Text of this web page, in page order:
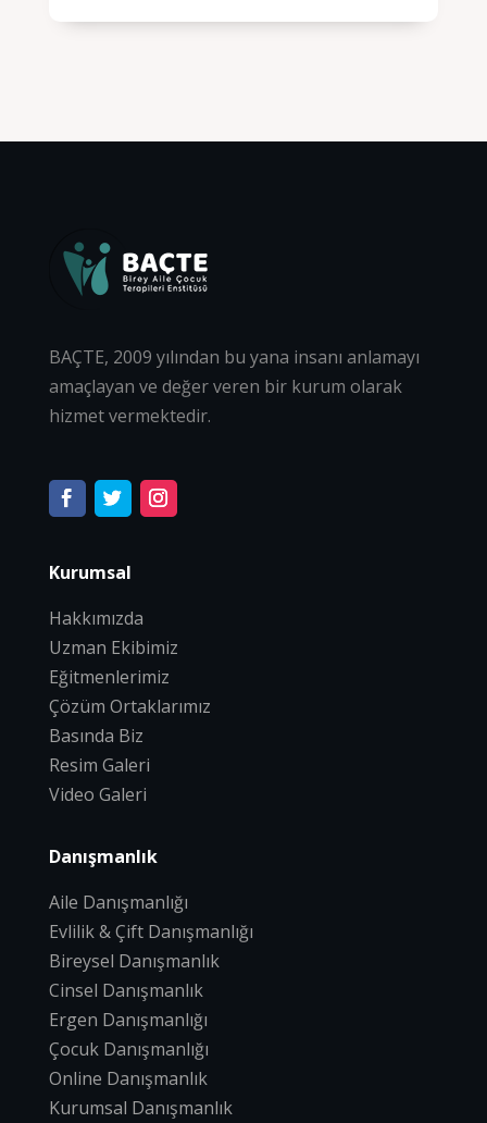
BAÇTE, 2009 yılından bu yana insanı anlamayı
amaçlayan ve değer veren bir kurum olarak
hizmet vermektedir.
Kurumsal
Hakkımızda
Uzman Ekibimiz
Eğitmenlerimiz
Çözüm Ortaklarımız
Basında Biz
Resim Galeri
Video Galeri
Danışmanlık
Aile Danışmanlığı
Evlilik & Çift Danışmanlığı
Bireysel Danışmanlık
Cinsel Danışmanlık
Ergen Danışmanlığı
Çocuk Danışmanlığı
Online Danışmanlık
Kurumsal Danışmanlık